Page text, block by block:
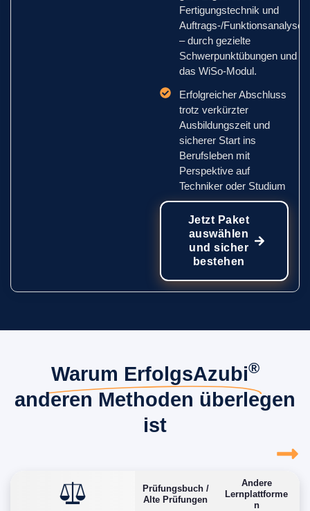
Fertigungstechnik und
Auftrags-/Funktionsanalyse
– durch gezielte
Schwerpunktübungen und
das WiSo-Modul.
Erfolgreicher Abschluss
trotz verkürzter
Ausbildungszeit und
sicherer Start ins
Berufsleben mit
Perspektive auf
Techniker oder Studium
Jetzt Paket
auswählen
und sicher
bestehen
Warum ErfolgsAzubi®
anderen Methoden überlegen
ist
Prüfungsbuch /
Alte Prüfungen
Andere
Lernplattforme
n